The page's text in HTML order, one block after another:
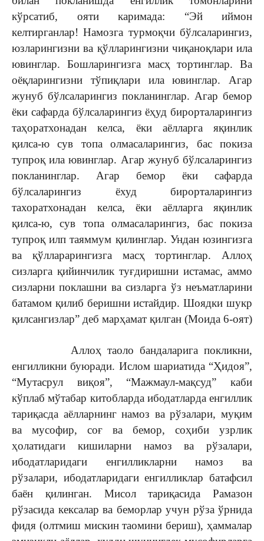
кўрсатиб, ояти каримада: “Эй иймон
келтирганлар! Намозга турмоқчи бўлсаларингиз,
юзларингизни ва қўлларингизни чиқаноқлари ила
ювинглар. Бошларингизга масҳ тортинглар. Ва
оёқларингизни тўпиқлари ила ювинглар. Агар
жунуб бўлсаларингиз покланинглар. Агар бемор
ёки сафарда бўлсаларингиз ёҳуд бирорталарингиз
таҳоратхонадан келса, ёки аёлларга яқинлик
қилса-ю сув топа олмасаларингиз, бас покиза
тупроқ ила ювинглар. Агар жунуб бўлсаларингиз
покланинглар. Агар бемор ёки сафарда
бўлсаларингиз ёхуд бирорталарингиз
тахоратхонадан келса, ёки аёлларга яқинлик
қилса-ю, сув топа олмасаларингиз, бас покиза
тупроқ илп таяммум қилинглар. Ундан юзингизга
ва қўлларарингизга масҳ тортинглар. Аллоҳ
сизларга қийинчилик туғдиришни истамас, аммо
сизларни поклашни ва сизларга ўз неъматларини
батамом қилиб беришни истайдир. Шоядки шукр
қилсангизлар” деб марҳамат қилган (Моида 6-оят)
Аллоҳ таоло бандаларига покликни,
енгилликни буюради. Ислом шариатида “Ҳидоя”,
“Мутасрул виқоя”, “Мажмаул-мақсуд” каби
кўплаб мўтабар китобларда ибодатларда енгиллик
тариқасда аёлларнинг намоз ва рўзалари, муқим
ва мусофир, соғ ва бемор, соҳиби узрлик
ҳолатидаги кишиларни намоз ва рўзалари,
ибодатларидаги енгилликларни намоз ва
рўзалари, ибодатларидаги енгилликлар батафсил
баён қилинган. Мисол тариқасида Рамазон
рўзасида кексалар ва беморлар учун рўза ўрнида
фидя (олтмиш мискин таомини бериш), ҳаммалар